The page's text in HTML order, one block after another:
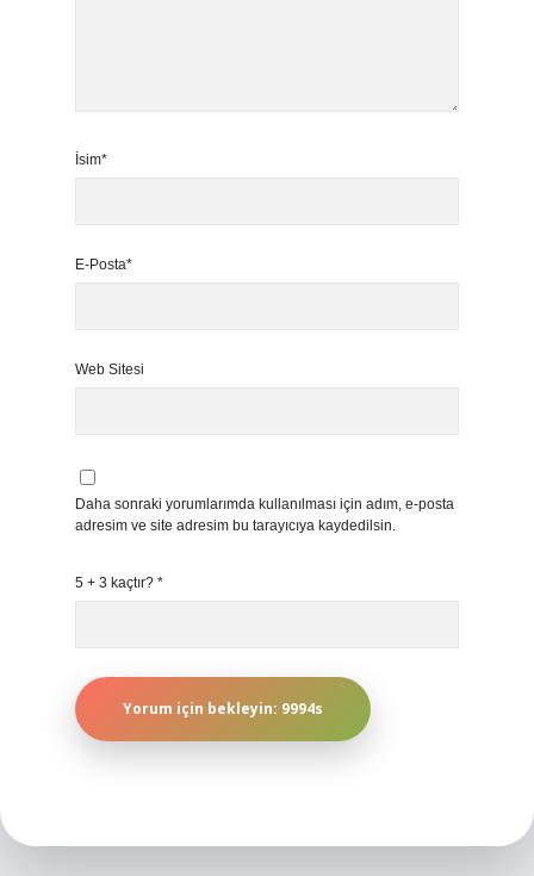
İsim*
E-Posta*
Web Sitesi
Daha sonraki yorumlarımda kullanılması için adım, e-posta
adresim ve site adresim bu tarayıcıya kaydedilsin.
5 + 3 kaçtır? *